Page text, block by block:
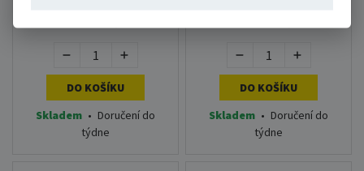
DO KOŠÍKU
Skladem • Doručení do
týdne
DO KOŠÍKU
Skladem • Doručení do
týdne